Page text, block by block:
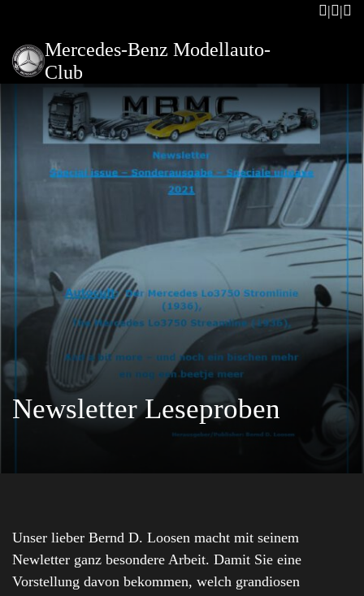
Mercedes-Benz Modellauto-
Club
Newsletter Leseproben
Unser lieber Bernd D. Loosen macht mit seinem
Newletter ganz besondere Arbeit. Damit Sie eine
Vorstellung davon bekommen, welch grandiosen